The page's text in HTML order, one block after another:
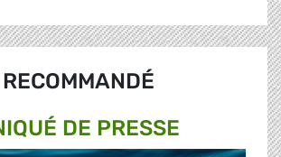
RECOMMANDÉ
DE PRESSE